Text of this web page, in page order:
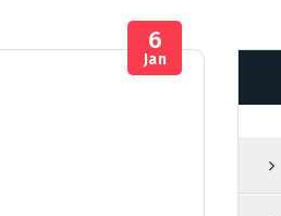
6
Jan